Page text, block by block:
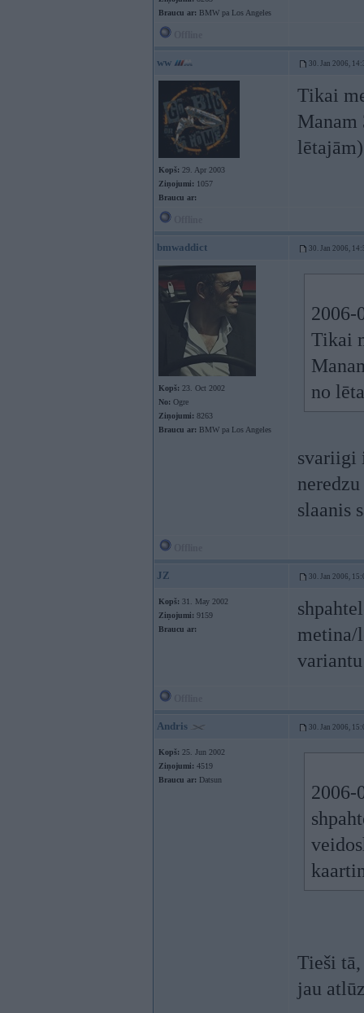
Braucu ar: BMW pa Los Angeles
ww 30. Jan 2006,
Kopš: 29. Apr 2003
Ziņojumi: 1057
Braucu ar:
Tikai
Manam
bmwaddict 30. Jan 2006,
Kopš: 23. Oct 2002
No: Ogre
Ziņojumi: 8263
Braucu ar: BMW pa Los Angeles
2006-
Tikai
no
svariigi
slaanis
JZ 30. Jan 2006,
Kopš: 31. May 2002
Ziņojumi: 9159
Braucu ar:
metina/
Andris 30. Jan 2006,
Kopš: 25. Jun 2002
Ziņojumi: 4519
Braucu ar: Datsun
2006-
Tieši
jau